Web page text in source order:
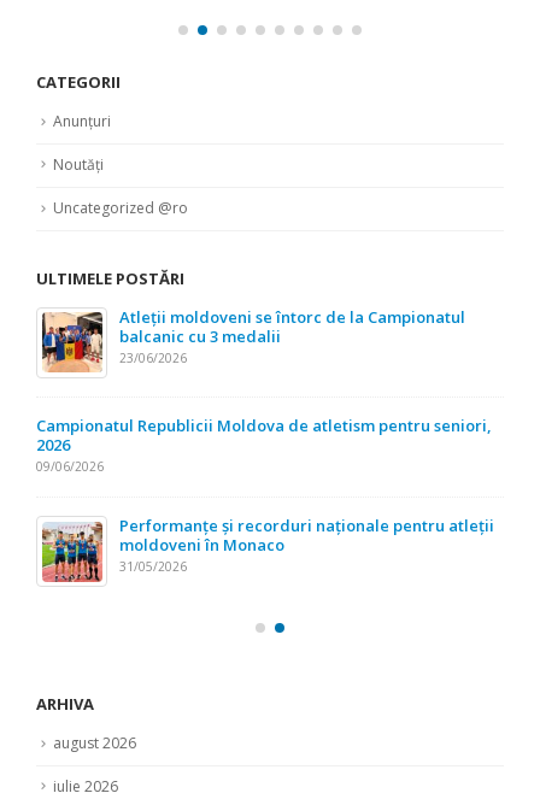
CATEGORII
Anunțuri
Noutăți
Uncategorized @ro
ULTIMELE POSTĂRI
Atleții moldoveni se întorc de la Campionatul
balcanic cu 3 medalii
23/06/2026
Campionatul Republicii Moldova de atletism pentru seniori,
2026
09/06/2026
Performanțe și recorduri naționale pentru atleții
moldoveni în Monaco
31/05/2026
ARHIVA
august 2026
iulie 2026